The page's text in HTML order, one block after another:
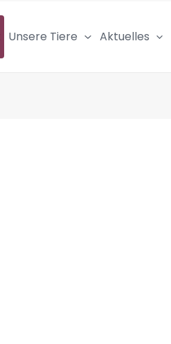
Unsere Tiere Aktuelles